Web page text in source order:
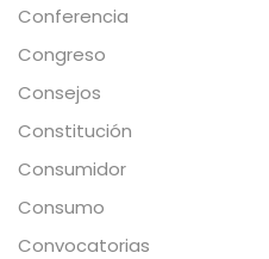
Conferencia
Congreso
Consejos
Constitución
Consumidor
Consumo
Convocatorias